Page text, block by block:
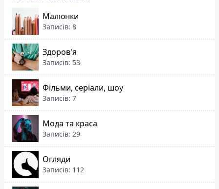
Малюнки
Записів: 8
Здоров'я
Записів: 53
Фільми, серіали, шоу
Записів: 7
Мода та краса
Записів: 29
Огляди
Записів: 112